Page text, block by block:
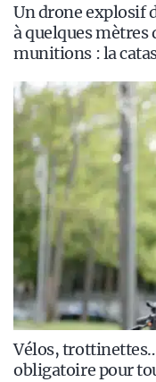
Un drone explosif
à quelques mètres
munitions : la
Vélos,
obligatoire pour